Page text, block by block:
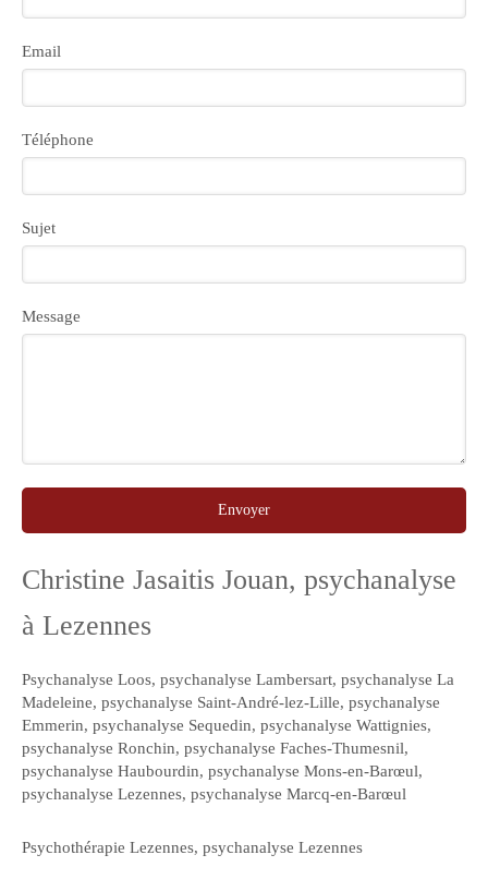
Email
Téléphone
Sujet
Message
Envoyer
Christine Jasaitis Jouan, psychanalyse
à Lezennes
Psychanalyse Loos, psychanalyse Lambersart, psychanalyse La
Madeleine, psychanalyse Saint-André-lez-Lille, psychanalyse
Emmerin, psychanalyse Sequedin, psychanalyse Wattignies,
psychanalyse Ronchin, psychanalyse Faches-Thumesnil,
psychanalyse Haubourdin, psychanalyse Mons-en-Barœul,
psychanalyse Lezennes, psychanalyse Marcq-en-Barœul
Psychothérapie Lezennes, psychanalyse Lezennes